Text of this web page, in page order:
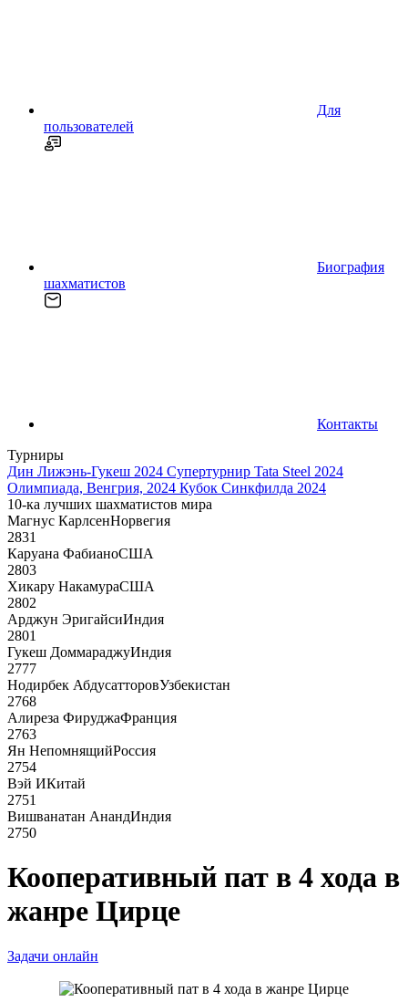
Для
пользователей
Биография
шахматистов
Контакты
Турниры
Дин Лижэнь-Гукеш 2024 Супертурнир Tata Steel 2024
Олимпиада, Венгрия, 2024 Кубок Синкфилда 2024
10-ка лучших шахматистов мира
Магнус КарлсенНорвегия
2831
Каруана ФабианоСША
2803
Хикару НакамураСША
2802
Арджун ЭригайсиИндия
2801
Гукеш ДоммараджуИндия
2777
Нодирбек АбдусатторовУзбекистан
2768
Алиреза ФируджаФранция
2763
Ян НепомнящийРоссия
2754
Вэй ИКитай
2751
Вишванатан АнандИндия
2750
Кооперативный пат в 4 хода в
жанре Цирце
Задачи онлайн